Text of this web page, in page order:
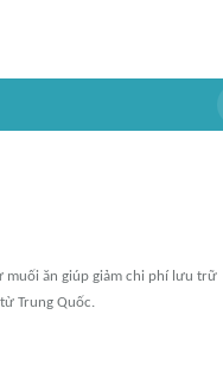
muối ăn giúp giảm chi phí lưu trữ
Trung Quốc.